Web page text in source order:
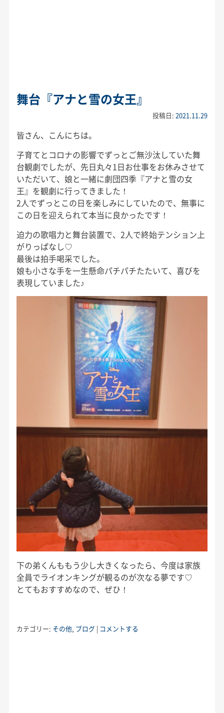
舞台『アナと雪の女王』
投稿日:2021.11.29
皆さん、こんにちは。
子育てとコロナの影響でずっとご無沙汰していた舞
台観劇でしたが、先日丸々1日お仕事をお休みさせて
いただいて、娘と一緒に劇団四季『アナと雪の女
王』を観劇に行ってきました！
2人でずっとこの日を楽しみにしていたので、無事に
この日を迎えられて本当に良かったです！
迫力の歌唱力と舞台装置で、2人で終始テンション上
がりっぱなし♡
最後は拍手喝采でした。
娘も小さな手を一生懸命パチパチたたいて、喜びを
表現していました♪
下の弟くんももう少し大きくなったら、今度は家族
全員でライオンキングが観るのが次なる夢です♡
とてもおすすめなので、ぜひ！
カテゴリー: その他, ブログ | コメントする